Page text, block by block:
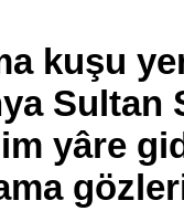
kuşu
Sultan
yâre